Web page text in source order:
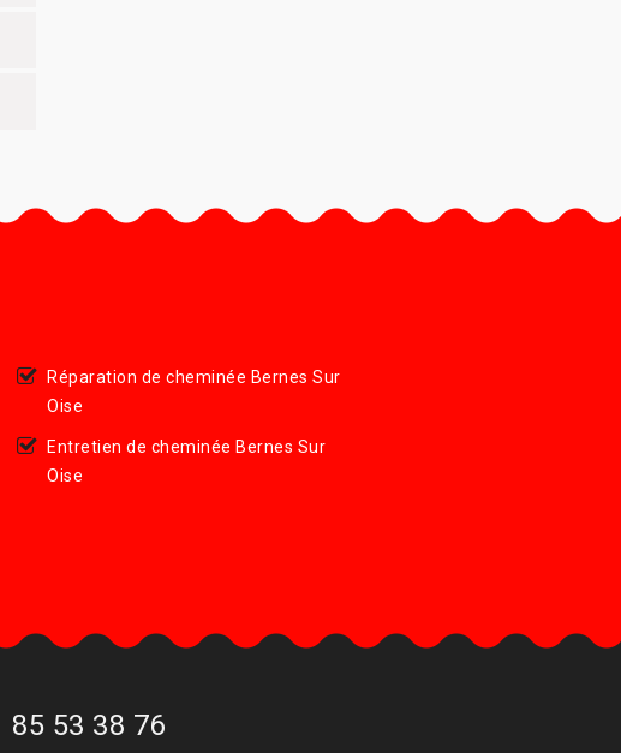
Réparation de cheminée Bernes Sur
Oise
Entretien de cheminée Bernes Sur
Oise
85 53 38 76